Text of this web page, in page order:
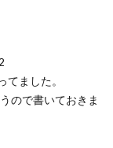
ました。
ので書いておきま